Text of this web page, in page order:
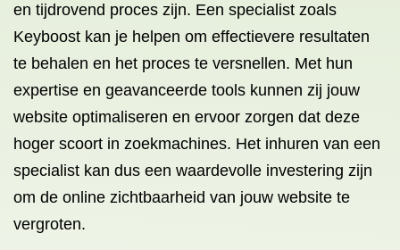
en tijdrovend proces zijn. Een specialist zoals
Keyboost kan je helpen om effectievere resultaten
te behalen en het proces te versnellen. Met hun
expertise en geavanceerde tools kunnen zij jouw
website optimaliseren en ervoor zorgen dat deze
hoger scoort in zoekmachines. Het inhuren van een
specialist kan dus een waardevolle investering zijn
om de online zichtbaarheid van jouw website te
vergroten.